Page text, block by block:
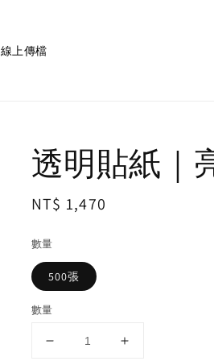
線上傳檔
透明貼紙｜
Regular
NT$ 1,470
數量
500張
數量